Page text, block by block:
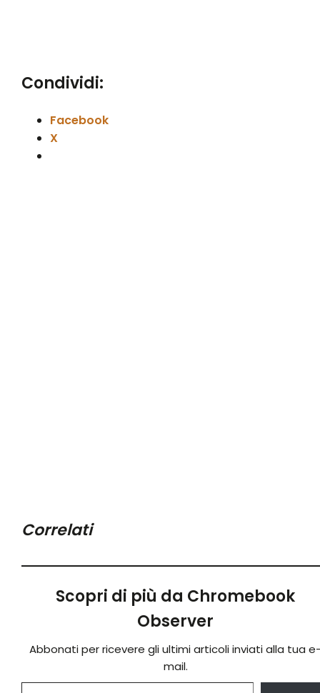
Condividi:
Facebook
X
Correlati
Scopri di più da Chromebook
Observer
Abbonati per ricevere gli ultimi articoli inviati alla tua
mail.
Digita la tua e-mail...